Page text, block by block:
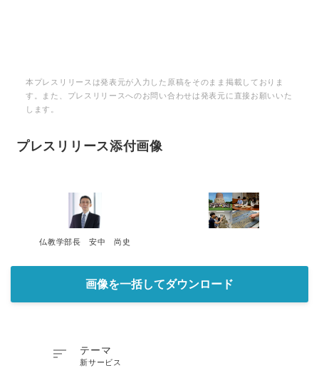
本プレスリリースは発表元が入力した原稿をそのまま掲載しておりま
す。また、プレスリリースへのお問い合わせは発表元に直接お願いいた
します。
プレスリリース添付画像
仏教学部長 安中 尚史
画像を一括してダウンロード
 テーマ
新サービス